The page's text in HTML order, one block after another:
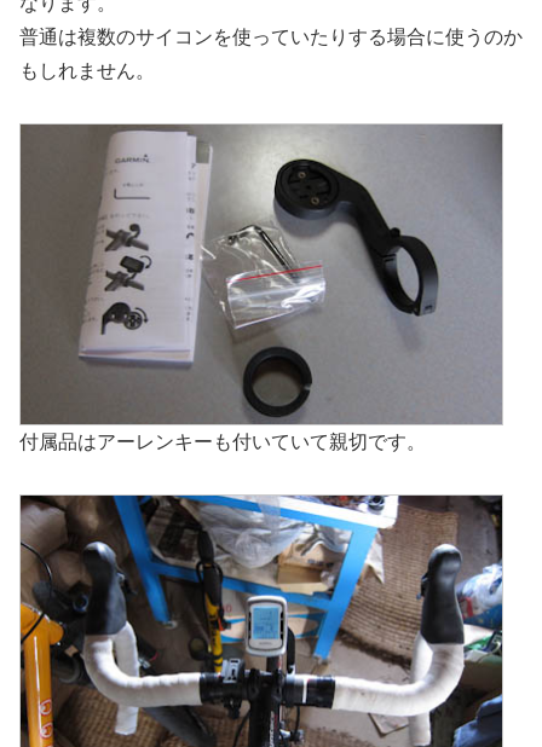
普通は複数のサイコンを使っていたりする場合に使うのか
もしれません。
付属品はアーレンキーも付いていて親切です。